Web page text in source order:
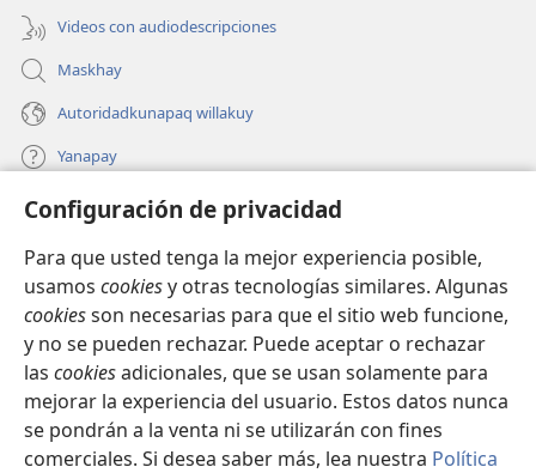
Configuración de privacidad
Para que usted tenga la mejor experiencia posible,
usamos cookiesy otras tecnologías similares. Algunas
cookiesson necesarias para que el sitio web funcione,
y no se pueden rechazar. Puede aceptar o rechazar
las cookiesadicionales, que se usan solamente para
mejorar la experiencia del usuario. Estos datos nunca
se pondrán a la venta ni se utilizarán con fines
comerciales. Si desea saber más, lea nuestra Política
Videos con audiodescripciones
Maskhay
Autoridadkunapaq willakuy
Yanapay
Donacionta churanapaq
una
ventana)
INTERNETPI QELQANCHISKUNA Watchtower™
(abre
una
nueva
ventana)
JW Hub
(abre
una
nueva
ventana)
JW Library ®